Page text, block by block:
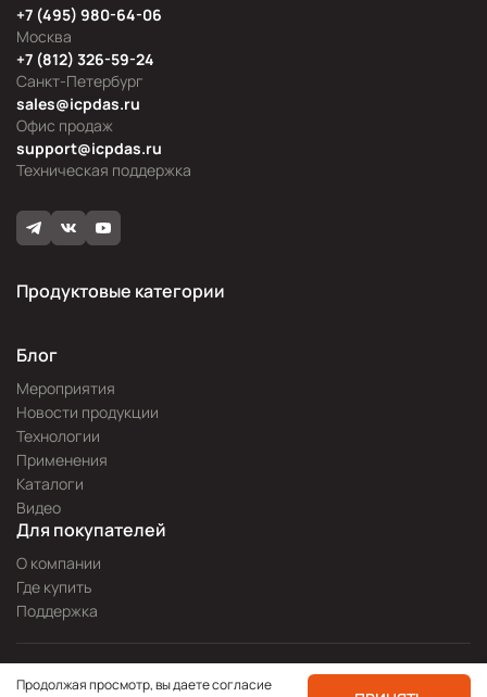
Москва
+7 (495) 980-64-06
Офис продаж
sales@icpdas.ru
Санкт-Петербург
+7 (812) 326-59-24
Техническая поддержка
support@icpdas.ru
Продуктовые категории
Блог
Мероприятия
Новости продукции
Технологии
Применения
Каталоги
Видео
Для покупателей
О компании
Где купить
Поддержка
Политика конфиденциальности
Pitch
Продолжая просмотр, вы даете согласие